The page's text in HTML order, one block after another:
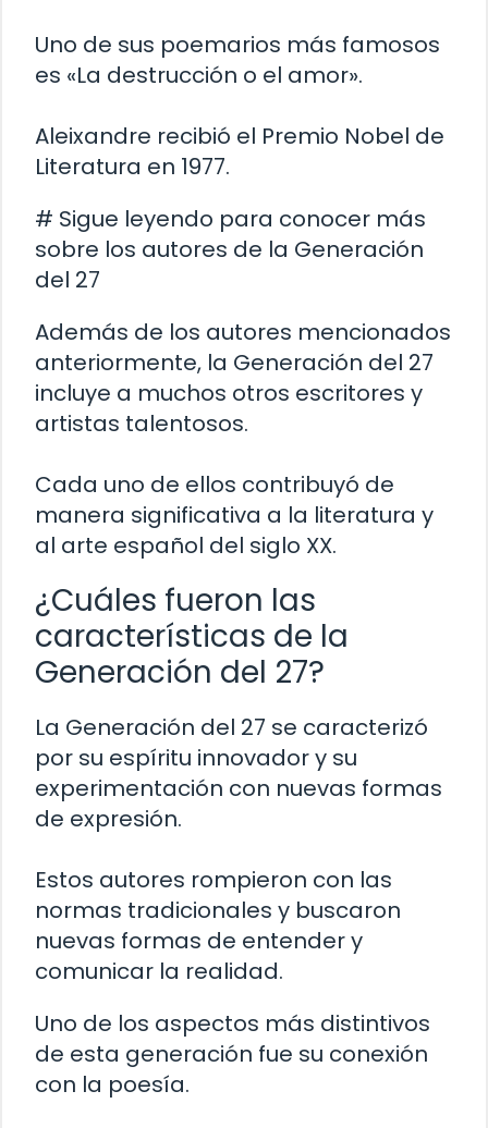
Uno de sus poemarios más famosos
es «La destrucción o el amor».
Aleixandre recibió el Premio Nobel de
Literatura en 1977.
# Sigue leyendo para conocer más
sobre los autores de la Generación
del 27
Además de los autores mencionados
anteriormente, la Generación del 27
incluye a muchos otros escritores y
artistas talentosos.
Cada uno de ellos contribuyó de
manera significativa a la literatura y
al arte español del siglo XX.
¿Cuáles fueron las
características de la
Generación del 27?
La Generación del 27 se caracterizó
por su espíritu innovador y su
experimentación con nuevas formas
de expresión.
Estos autores rompieron con las
normas tradicionales y buscaron
nuevas formas de entender y
comunicar la realidad.
Uno de los aspectos más distintivos
de esta generación fue su conexión
con la poesía.